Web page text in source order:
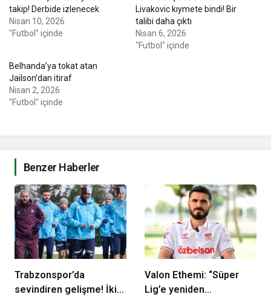
takip! Derbide izlenecek
Nisan 10, 2026
"Futbol" içinde
Livakovic kıymete bindi! Bir
talibi daha çıktı
Nisan 6, 2026
"Futbol" içinde
Belhanda’ya tokat atan
Jailson’dan itiraf
Nisan 2, 2026
"Futbol" içinde
Benzer Haberler
Trabzonspor’da
sevindiren gelişme! İki
Valon Ethemi: “Süper
Lig’e yeniden